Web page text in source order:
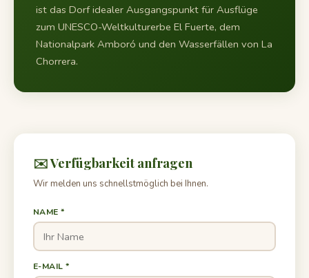
ist das Dorf idealer Ausgangspunkt für Ausflüge
zum UNESCO-Weltkulturerbe El Fuerte, dem
Nationalpark Amboró und den Wasserfällen von La
Chorrera.
✉️ Verfügbarkeit anfragen
Wir melden uns schnellstmöglich bei Ihnen.
NAME *
E-MAIL *